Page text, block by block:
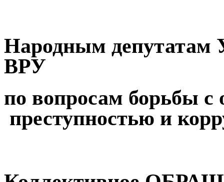
Народным
ВРУ
по вопросам борьбы с
преступностью и